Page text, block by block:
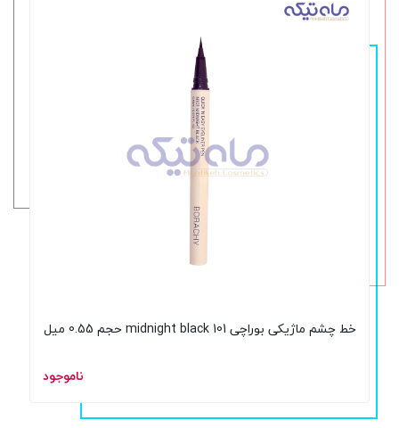
خط چشم ماژیکی بوراچی 101 midnight black حجم 0.55 میل
ناموجود